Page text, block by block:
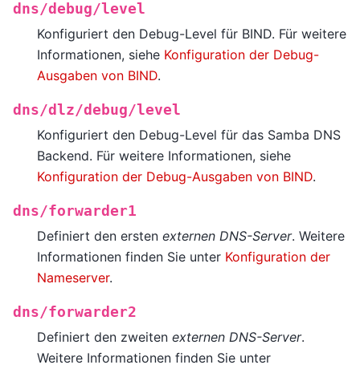
dns/debug/level
Konfiguriert den Debug-Level für BIND. Für weitere
Informationen, siehe Konfiguration der Debug-
Ausgaben von BIND.
dns/dlz/debug/level
Konfiguriert den Debug-Level für das Samba DNS
Backend. Für weitere Informationen, siehe
Konfiguration der Debug-Ausgaben von BIND.
dns/forwarder1
Definiert den ersten externen DNS-Server. Weitere
Informationen finden Sie unter Konfiguration der
Nameserver.
dns/forwarder2
Definiert den zweiten externen DNS-Server.
Weitere Informationen finden Sie unter